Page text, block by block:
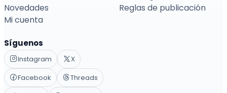
Novedades
Mi cuenta
Reglas de publicación
Síguenos
Instagram
X
Facebook
Threads